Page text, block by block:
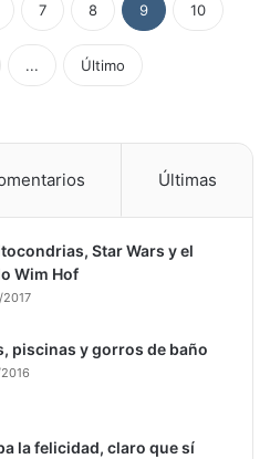
7 8 9 10
... Último
Últimas
Star Wars y el
Wim Hof
piscinas y gorros de baño
la felicidad, claro que sí